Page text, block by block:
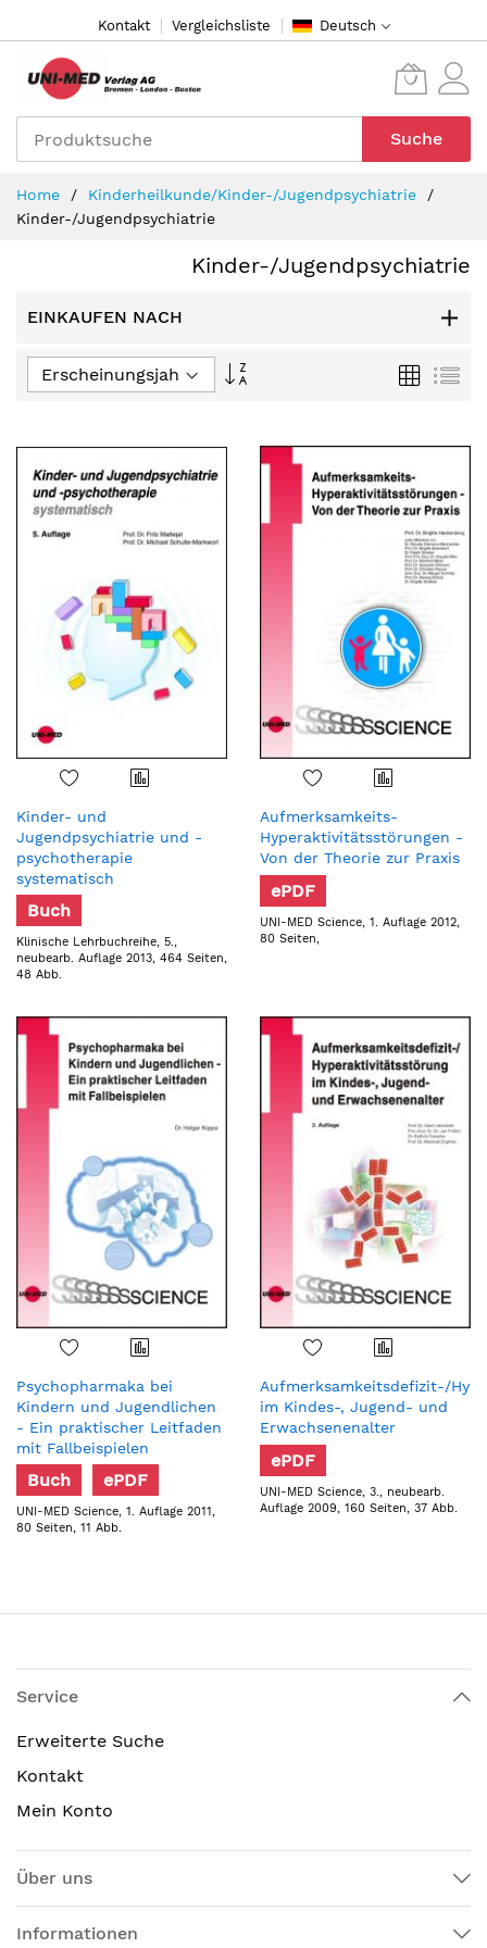
Inhalt
Kontakt Vergleichsliste Deutsch
Suche
Home
Kinderheilkunde/Kinder-/Jugendpsychiatrie
Kinder-/Jugendpsychiatrie
Kinder-/Jugendpsychiatrie
EINKAUFEN NACH
aufsteigender
Raster
Kinder- und
Jugendpsychiatrie und -
psychotherapie
systematisch
Buch
Klinische Lehrbuchreihe, 5.,
neubearb. Auflage 2013, 464 Seiten,
48 Abb.
Aufmerksamkeits-
Hyperaktivitätsstörungen -
Von der Theorie zur Praxis
ePDF
UNI-MED Science, 1. Auflage 2012,
80 Seiten,
Psychopharmaka bei
Kindern und Jugendlichen
- Ein praktischer Leitfaden
mit Fallbeispielen
Buch ePDF
UNI-MED Science, 1. Auflage 2011,
80 Seiten, 11 Abb.
Aufmerksamkeitsdefizit-/
im Kindes-, Jugend- und
Erwachsenenalter
ePDF
UNI-MED Science, 3., neubearb.
Auflage 2009, 160 Seiten, 37 Abb.
Service
Erweiterte Suche
Kontakt
Mein Konto
Über uns
Informationen